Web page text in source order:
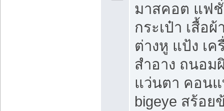
มาสคอต แฟ
กระเป๋า เสื้อผ้
ต่างหู แป้ง เค
สำอาง ถนอม
แว่นตา คอน
bigeye สร้อย